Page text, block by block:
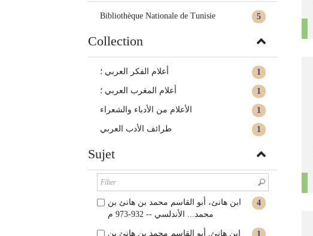
5
Bibliothèque Nationale de Tunisie
Collection
1 أعلام الفكر العربي ؛
1 أعلام المغرب العربي ؛
1 الأعلام من الأدباء والشعراء
1 طرائف الأدب العربي
Sujet
4
ابن هانئ، أبو القاسم محمد بن هانئ بن
محمد... الأندلسي -- 932-973 م
1
ابن هانئ, أبو القاسم محمد بن هانئ بن